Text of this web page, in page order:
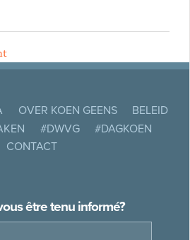
OVER KOEN GEENS
BELEID
#DWVG
#DAGKOEN
CONTACT
être tenu informé?